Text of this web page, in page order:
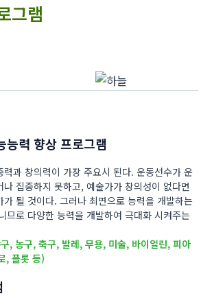
그램
능력 향상 프로그램
력과 창의력이 가장 주요시 된다. 운동선수가 운
집중하지 못하고, 예술가가 창의성이 없다면
가 될 것이다. 그러나 최면으로 능력을 개발하는
므로 다양한 능력을 개발하여 극대화 시켜주는
, 농구, 축구, 발레, 무용, 미술, 바이얼린, 피아
, 플롯 등)